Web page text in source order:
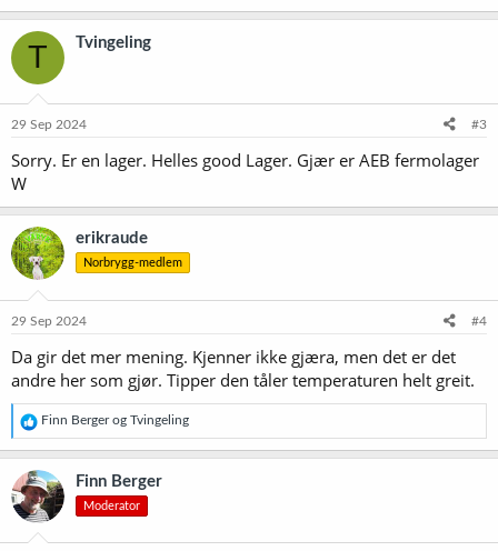
T Tvingeling
29 Sep 2024 #3
Sorry. Er en lager. Helles good Lager. Gjær er AEB fermolager
W
erikraude
Norbrygg-medlem
29 Sep 2024 #4
Da gir det mer mening. Kjenner ikke gjæra, men det er det
andre her som gjør. Tipper den tåler temperaturen helt greit.
R
e
a
k
s
j
o
Finn Bergerog Tvingeling
Finn Berger
Moderator